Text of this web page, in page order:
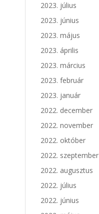
2023. július
2023. június
2023. május
2023. április
2023. március
2023. február
2023. január
2022. december
2022. november
2022. október
2022. szeptember
2022. augusztus
2022. július
2022. június